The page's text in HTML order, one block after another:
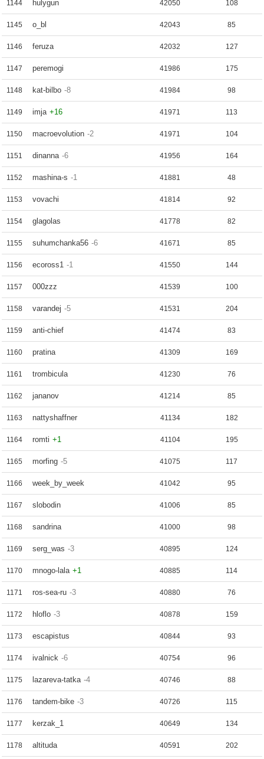
1144 hulygun 42050 108
1145 o_bl 42043 85
1146 feruza 42032 127
1147 peremogi 41986 175
1148 kat-bilbo -8 41984 98
1149 imja +16 41971 113
1150 macroevolution -2 41971 104
1151 dinanna -6 41956 164
1152 mashina-s -1 41881 48
1153 vovachi 41814 92
1154 glagolas 41778 82
1155 suhumchanka56 -6 41671 85
1156 ecoross1 -1 41550 144
1157 000zzz 41539 100
1158 varandej -5 41531 204
1159 anti-chief 41474 83
1160 pratina 41309 169
1161 trombicula 41230 76
1162 jananov 41214 85
1163 nattyshaffner 41134 182
1164 romti +1 41104 195
1165 morfing -5 41075 117
1166 week_by_week 41042 95
1167 slobodin 41006 85
1168 sandrina 41000 98
1169 serg_was -3 40895 124
1170 mnogo-lala +1 40885 114
1171 ros-sea-ru -3 40880 76
1172 hloflo -3 40878 159
1173 escapistus 40844 93
1174 ivalnick -6 40754 96
1175 lazareva-tatka -4 40746 88
1176 tandem-bike -3 40726 115
1177 kerzak_1 40649 134
1178 altituda 40591 202